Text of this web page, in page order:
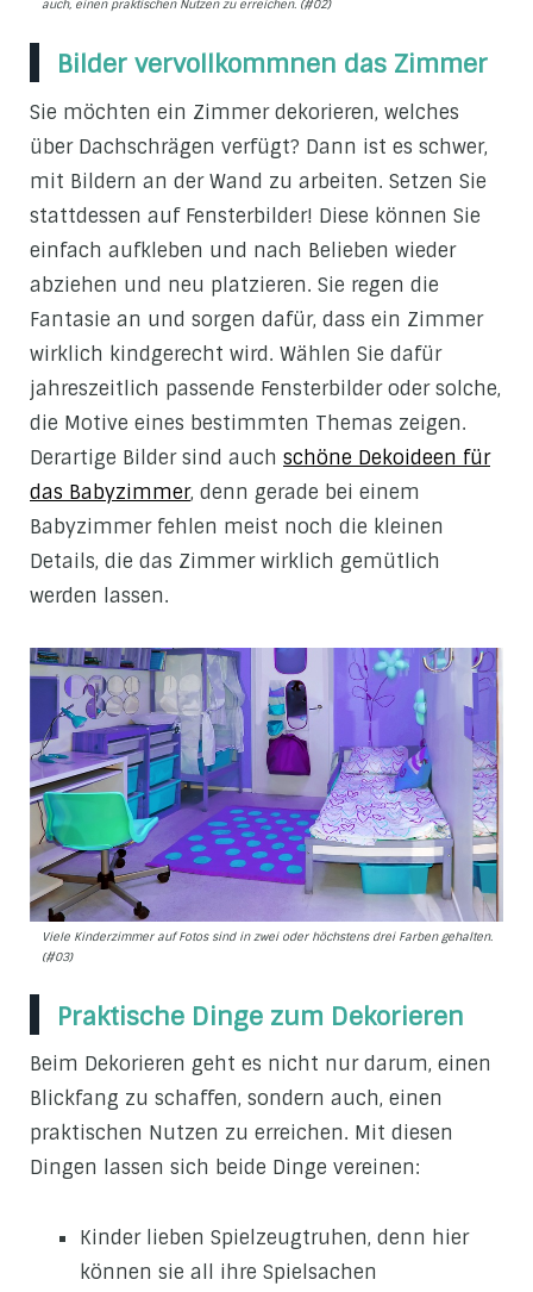
auch, einen praktischen Nutzen zu erreichen. (#02)
Bilder vervollkommnen das Zimmer
Sie möchten ein Zimmer dekorieren, welches
über Dachschrägen verfügt? Dann ist es schwer,
mit Bildern an der Wand zu arbeiten. Setzen Sie
stattdessen auf Fensterbilder! Diese können Sie
einfach aufkleben und nach Belieben wieder
abziehen und neu platzieren. Sie regen die
Fantasie an und sorgen dafür, dass ein Zimmer
wirklich kindgerecht wird. Wählen Sie dafür
jahreszeitlich passende Fensterbilder oder solche,
die Motive eines bestimmten Themas zeigen.
Derartige Bilder sind auch schöne Dekoideen für
das Babyzimmer, denn gerade bei einem
Babyzimmer fehlen meist noch die kleinen
Details, die das Zimmer wirklich gemütlich
werden lassen.
Viele Kinderzimmer auf Fotos sind in zwei oder höchstens drei Farben gehalten.
(#03)
Praktische Dinge zum Dekorieren
Beim Dekorieren geht es nicht nur darum, einen
Blickfang zu schaffen, sondern auch, einen
praktischen Nutzen zu erreichen. Mit diesen
Dingen lassen sich beide Dinge vereinen:
Kinder lieben Spielzeugtruhen, denn hier
können sie all ihre Spielsachen